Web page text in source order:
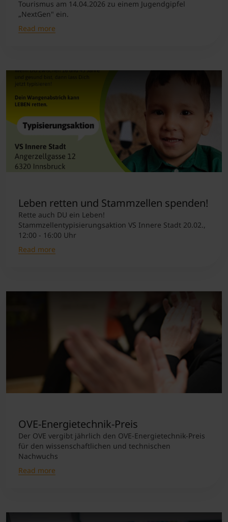
Tourismus am 14.04.2026 zu einem Jugendgipfel
„NextGen" ein.
Read more
Leben retten und Stammzellen spenden!
Rette auch DU ein Leben!
Stammzellentypisierungsaktion VS Innere Stadt 20.02.,
12:00 - 16:00 Uhr
Read more
OVE-Energietechnik-Preis
Der OVE vergibt jährlich den OVE-Energietechnik-Preis
für den wissenschaftlichen und technischen
Nachwuchs
Read more